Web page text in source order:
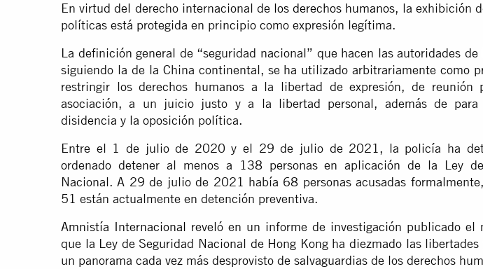
En virtud del derecho internacional de los derechos humanos, la exhibición
políticas está protegida en principio como expresión legítima.
La definición general de “seguridad nacional” que hacen las autoridades de
siguiendo la de la China continental, se ha utilizado arbitrariamente como
restringir los derechos humanos a la libertad de expresión, de reunión
asociación, a un juicio justo y a la libertad personal, además de
disidencia y la oposición política.
Entre el 1 de julio de 2020 y el 29 de julio de 2021, la policía ha
ordenado detener al menos a 138 personas en aplicación de la Ley
Nacional. A 29 de julio de 2021 había 68 personas acusadas
51 están actualmente en detención preventiva.
Amnistía Internacional reveló en un informe de investigación publicado el
que la Ley de Seguridad Nacional de Hong Kong ha diezmado las libertades
un panorama cada vez más desprovisto de salvaguardias de los derechos